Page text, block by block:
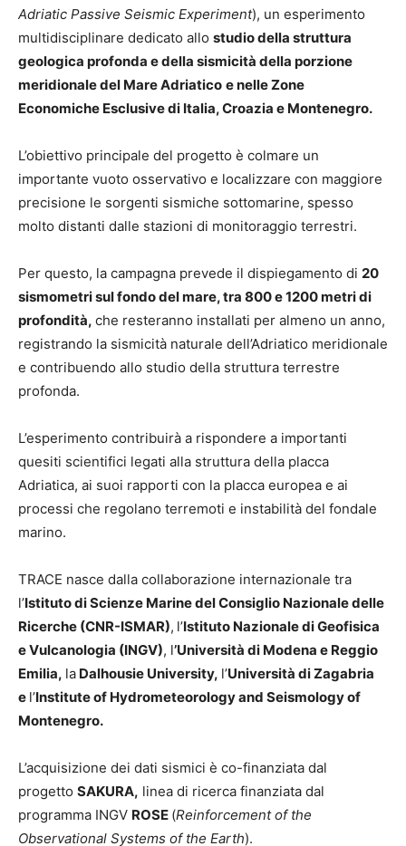
Adriatic Passive Seismic Experiment), un esperimento
multidisciplinare dedicato allo studio della struttura
geologica profonda e della sismicità della porzione
meridionale del Mare Adriatico e nelle Zone
Economiche Esclusive di Italia, Croazia e Montenegro.
L’obiettivo principale del progetto è colmare un
importante vuoto osservativo e localizzare con maggiore
precisione le sorgenti sismiche sottomarine, spesso
molto distanti dalle stazioni di monitoraggio terrestri.
Per questo, la campagna prevede il dispiegamento di 20
sismometri sul fondo del mare, tra 800 e 1200 metri di
profondità, che resteranno installati per almeno un anno,
registrando la sismicità naturale dell’Adriatico meridionale
e contribuendo allo studio della struttura terrestre
profonda.
L’esperimento contribuirà a rispondere a importanti
quesiti scientifici legati alla struttura della placca
Adriatica, ai suoi rapporti con la placca europea e ai
processi che regolano terremoti e instabilità del fondale
marino.
TRACE nasce dalla collaborazione internazionale tra
l’Istituto di Scienze Marine del Consiglio Nazionale delle
Ricerche (CNR-ISMAR), l’Istituto Nazionale di Geofisica
e Vulcanologia (INGV), l’Università di Modena e Reggio
Emilia, la Dalhousie University, l’Università di Zagabria
e l’Institute of Hydrometeorology and Seismology of
Montenegro.
L’acquisizione dei dati sismici è co-finanziata dal
progetto SAKURA, linea di ricerca finanziata dal
programma INGV ROSE (Reinforcement of the
Observational Systems of the Earth).